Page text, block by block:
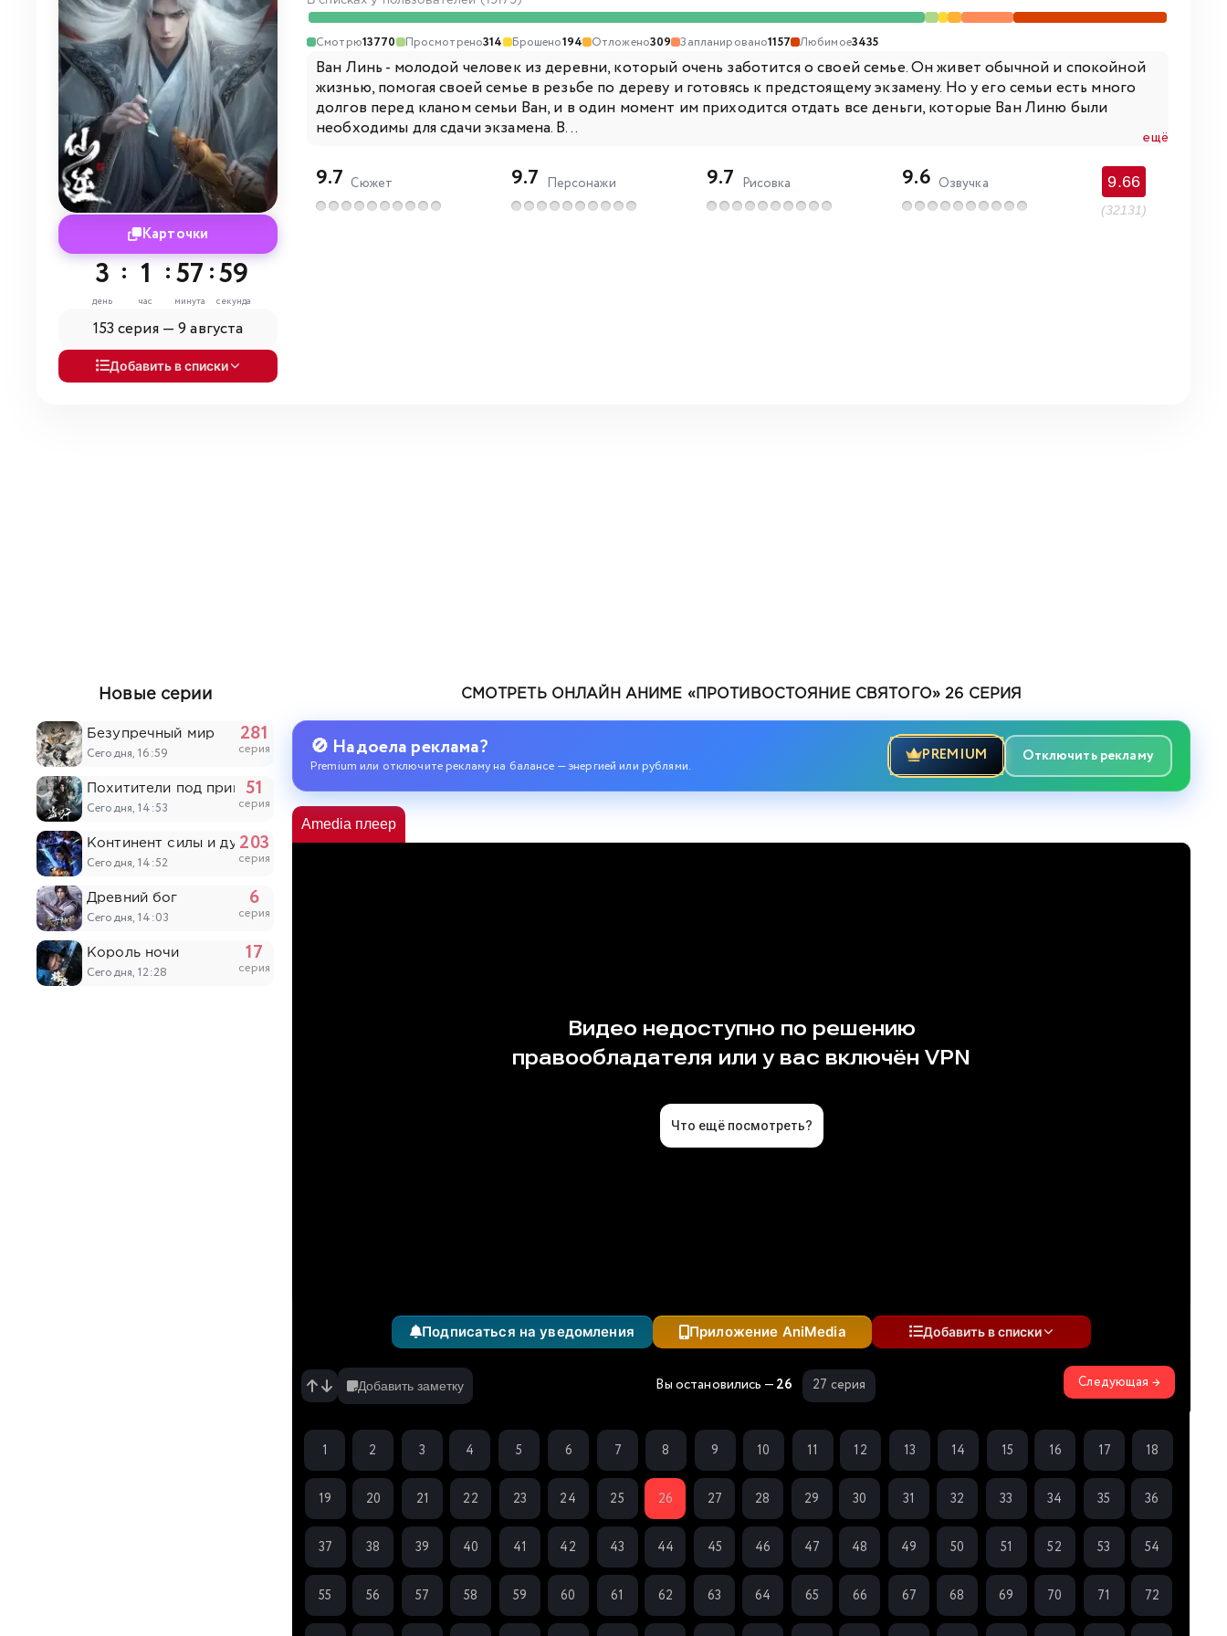
Карточки
3
день
: 1
час
:57
минута
:58
секунда
153 серия —9 августа
Добавить в списки
Смотрю13770 Просмотрено314 Брошено194 Отложено309 Запланировано1157 Любимое3435
Ван Линь - молодой человек из деревни, который очень заботится о своей семье. Он живет обычной и спокойной
жизнью, помогая своей семье в резьбе по дереву и готовясь к предстоящему экзамену. Но у его семьи есть много
долгов перед кланом семьи Ван, и в один момент им приходится отдать все деньги, которые Ван Линю были
необходимы для сдачи экзамена. В...
ещё
9.7 Сюжет 9.7 Персонажи 9.7 Рисовка 9.6 Озвучка 9.66
(32131)
СМОТРЕТЬ ОНЛАЙН АНИМЕ «ПРОТИВОСТОЯНИЕ СВЯТОГО» 26 СЕРИЯ
🚫 Надоела реклама?
Premium или отключите рекламу на балансе — энергией или рублями.
PREMIUM Отключить рекламу
Amedia плеер
Подписаться на уведомления Приложение AniMedia Добавить в списки
Добавить заметку Вы остановились —26 27 серия Следующая →
1 2 3 4 5 6 7 8 9 10 11 12 13 14 15 16 17 18
19 20 21 22 23 24 25 26 27 28 29 30 31 32 33 34 35 36
37 38 39 40 41 42 43 44 45 46 47 48 49 50 51 52 53 54
55 56 57 58 59 60 61 62 63 64 65 66 67 68 69 70 71 72
Новые серии
Безупречный мир
Сегодня, 16:59
281
серия
Похитители под прикрытием
Сегодня, 14:53
51
серия
Континент силы и духа
Сегодня, 14:52
203
серия
Древний бог
Сегодня, 14:03
6
серия
Король ночи
Сегодня, 12:28
17
серия